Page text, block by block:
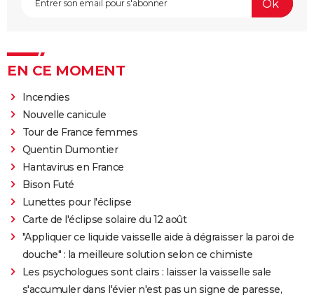
EN CE MOMENT
Incendies
Nouvelle canicule
Tour de France femmes
Quentin Dumontier
Hantavirus en France
Bison Futé
Lunettes pour l'éclipse
Carte de l'éclipse solaire du 12 août
"Appliquer ce liquide vaisselle aide à dégraisser la paroi de
douche" : la meilleure solution selon ce chimiste
Les psychologues sont clairs : laisser la vaisselle sale
s'accumuler dans l'évier n'est pas un signe de paresse,